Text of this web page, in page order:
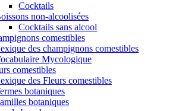
Cocktails
non-alcoolisées
Cocktails sans alcool
comestibles
des champignons comestibles
Mycologique
comestibles
des Fleurs comestibles
botaniques
botaniques